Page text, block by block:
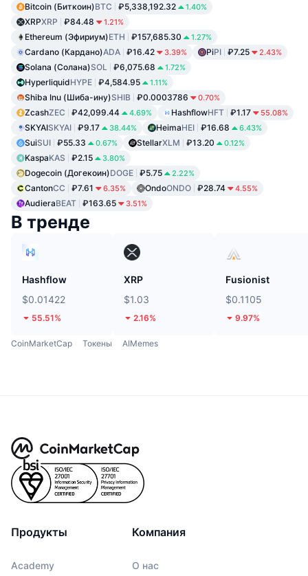
Bitcoin (Биткоин)BTC ₽5,338,192.32 1.40%
XRPXRP ₽84.48 1.21%
Ethereum (Эфириум)ETH ₽157,685.30 1.27%
Cardano (Кардано)ADA ₽16.42 3.39% PiPI ₽7.25 2.43%
Solana (Солана)SOL ₽6,075.68 1.72%
HyperliquidHYPE ₽4,584.95 1.11%
Shiba Inu (Шиба-ину)SHIB ₽0.0003786 0.70%
ZcashZEC ₽42,099.44 4.69% HashflowHFT ₽1.17 55.08%
SKYAISKYAI ₽9.17 38.44% HeimaHEI ₽16.68 6.43%
SuiSUI ₽55.33 0.67% StellarXLM ₽13.20 0.12%
KaspaKAS ₽2.15 3.80%
Dogecoin (Догекоин)DOGE ₽5.75 2.22%
CantonCC ₽7.61 6.35% OndoONDO ₽28.74 4.55%
AudieraBEAT ₽163.65 3.51%
В тренде
Hashflow
$0.01422
55.51%
XRP
$1.03
2.16%
Fusionist
$0.1105
9.97%
CoinMarketCap Токены AIMemes
Продукты
Academy
Компания
О нас